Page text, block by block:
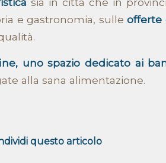
e gastronomia, sulleofferte
uno spazio dedicato ai
alla sana alimentazione.
questo articolo